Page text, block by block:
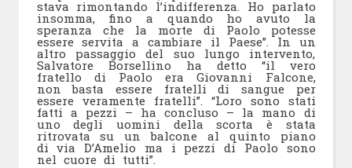
stava rimontando l’indifferenza. Ho parlato
insomma, fino a quando ho avuto la
speranza che la morte di Paolo potesse
essere servita a cambiare il Paese”. In un
altro passaggio del suo lungo intervento,
Salvatore Borsellino ha detto “il vero
fratello di Paolo era Giovanni Falcone,
non basta essere fratelli di sangue per
essere veramente fratelli”. “Loro sono stati
fatti a pezzi – ha concluso – la mano di
uno degli uomini della scorta è stata
ritrovata su un balcone al quinto piano
di via D’Amelio ma i pezzi di Paolo sono
nel cuore di tutti”.